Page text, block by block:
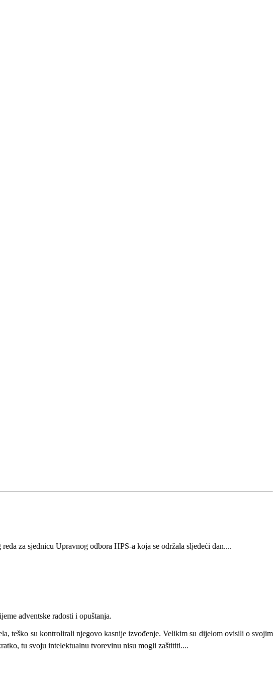
za sjednicu Upravnog odbora HPS-a koja se održala sljedeći dan....
adventske radosti i opuštanja.
teško su kontrolirali njegovo kasnije izvođenje. Velikim su dijelom ovisili o svojim
tu svoju intelektualnu tvorevinu nisu mogli zaštititi....